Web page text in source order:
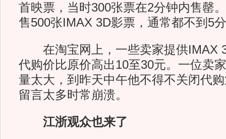
首映票，当时300张票在2分钟内售罄
售500张IMAX 3D影票，通常都不到5
在淘宝网上，一些卖家提供IMAX
代购价比原价高出10至30元。一位卖
量太大，到昨天中午他不得不关闭代
留言太多时常崩溃。
江浙观众也来了